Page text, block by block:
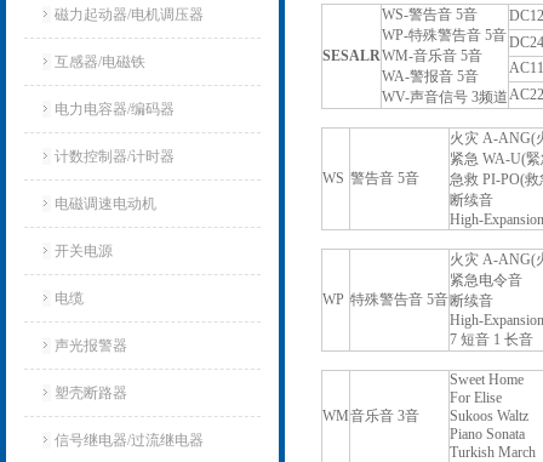
磁力起动器/电机调压器
互感器/电磁铁
电力电容器/编码器
计数控制器/计时器
电磁调速电动机
开关电源
电缆
声光报警器
塑壳断路器
信号继电器/过流继电器
SESALR
WS-警告音 5音
WP-特殊警告音 5音
WM-音乐音 5音
WA-警报音 5音
WV-声音信号 3频道
WS 警告音 5音
火灾 A-ANG(
紧急 WA-U(
急救 PI-PO(
断续音
High-
WP 特殊警告音 5音
火灾 A-ANG(
紧急电令音
断续音
High-
7 短音 1 长音
WM音乐音 3音
Sweet Home
For Elise
Sukoos Waltz
Piano Sonata
Turkish March